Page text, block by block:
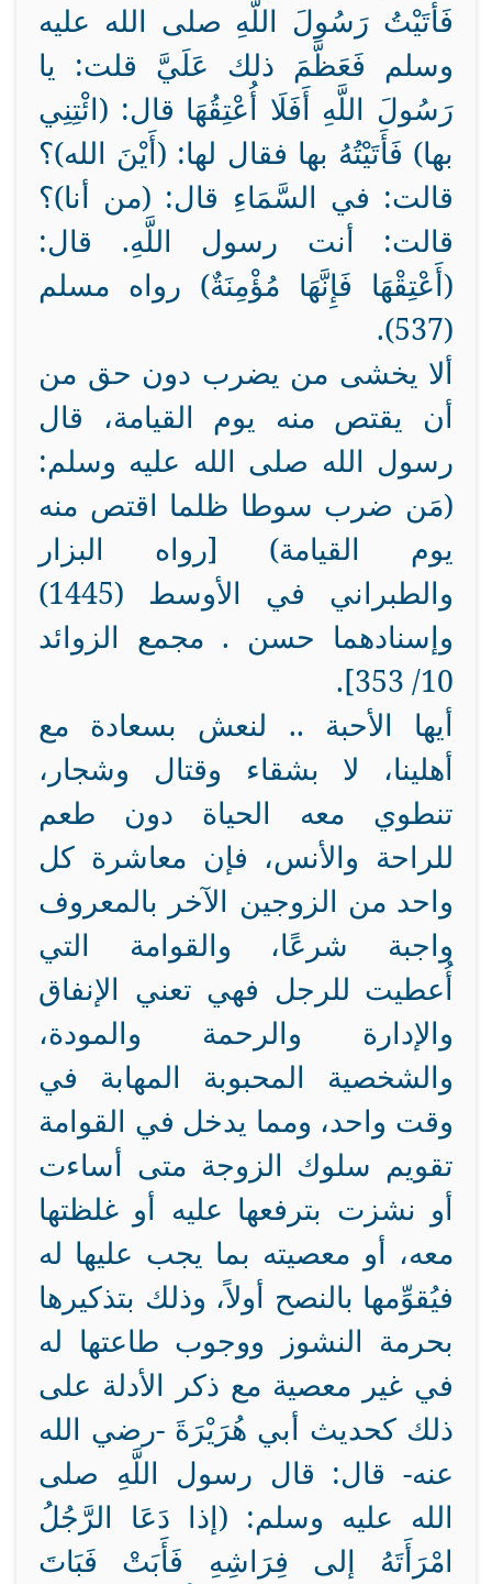
فَأَتَيْتُ رَسُولَ اللَّهِ صلى الله عليه
وسلم فَعَظَّمَ ذلك عَلَيَّ قلت: يا
رَسُولَ اللَّهِ أَفَلَا أُعْتِقُهَا قال: (ائْتِنِي
بها) فَأَتَيْتُهُ بها فقال لها: (أَيْنَ الله)؟
قالت: في السَّمَاءِ قال: (من أنا)؟
قالت: أنت رسول اللَّهِ. قال:
(أَعْتِقْهَا فَإِنَّهَا مُؤْمِنَةٌ) رواه مسلم
(537).
ألا يخشى من يضرب دون حق من
أن يقتص منه يوم القيامة، قال
رسول الله صلى الله عليه وسلم:
(مَن ضرب سوطا ظلما اقتص منه
يوم القيامة) [رواه البزار
والطبراني في الأوسط (1445)
وإسنادهما حسن . مجمع الزوائد
10/
353
].
أيها الأحبة .. لنعش بسعادة مع
أهلينا، لا بشقاء وقتال وشجار،
تنطوي معه الحياة دون طعم
للراحة والأنس، فإن معاشرة كل
واحد من الزوجين الآخر بالمعروف
واجبة شرعًا، والقوامة التي
أُعطيت للرجل فهي تعني الإنفاق
والإدارة والرحمة والمودة،
والشخصية المحبوبة المهابة في
وقت واحد، ومما يدخل في القوامة
تقويم سلوك الزوجة متى أساءت
أو نشزت بترفعها عليه أو غلظتها
معه، أو معصيته بما يجب عليها له
فيُقوِّمها بالنصح أولاً، وذلك بتذكيرها
بحرمة النشوز ووجوب طاعتها له
في غير معصية مع ذكر الأدلة على
ذلك كحديث أبي هُرَيْرَةَ -رضي الله
عنه- قال: قال رسول اللَّهِ صلى
الله عليه وسلم: (إذا دَعَا الرَّجُلُ
امْرَأَتَهُ إلى فِرَاشِهِ فَأَبَتْ فَبَاتَ